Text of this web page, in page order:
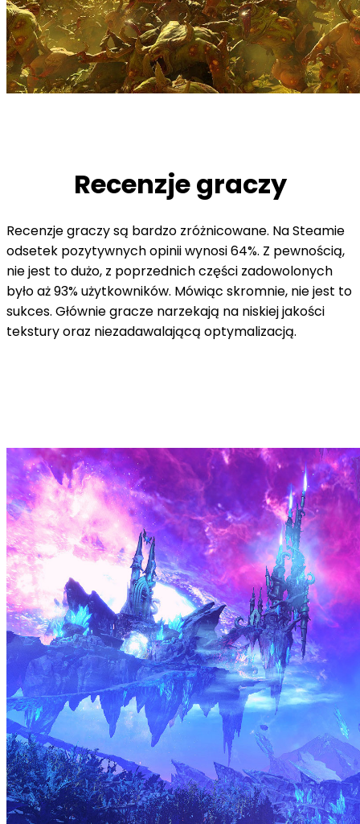
Recenzje graczy
Recenzje graczy są bardzo zróżnicowane. Na Steamie
odsetek pozytywnych opinii wynosi 64%. Z pewnością,
nie jest to dużo, z poprzednich części zadowolonych
było aż 93% użytkowników. Mówiąc skromnie, nie jest to
sukces. Głównie gracze narzekają na niskiej jakości
tekstury oraz niezadawalającą optymalizacją.